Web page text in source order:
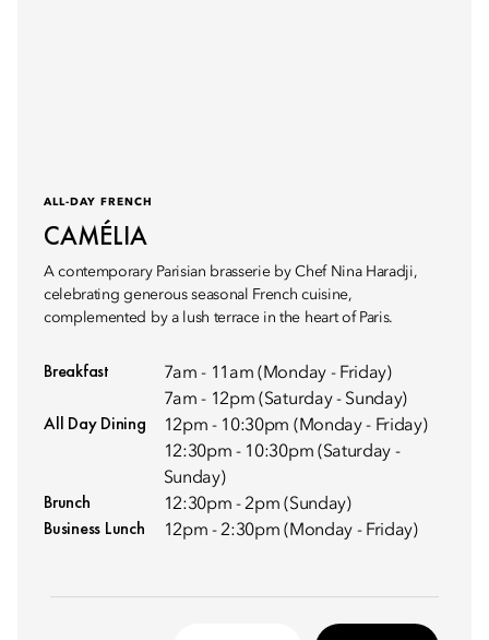
ALL-DAY FRENCH
CAMÉLIA
A contemporary Parisian brasserie by Chef Nina Haradji,
celebrating generous seasonal French cuisine,
complemented by a lush terrace in the heart of Paris.
Breakfast
7am - 11am (Monday - Friday)
7am - 12pm (Saturday - Sunday)
All Day Dining
12pm - 10:30pm (Monday - Friday)
12:30pm - 10:30pm (Saturday -
Sunday)
Brunch 12:30pm - 2pm (Sunday)
Business Lunch 12pm - 2:30pm (Monday - Friday)